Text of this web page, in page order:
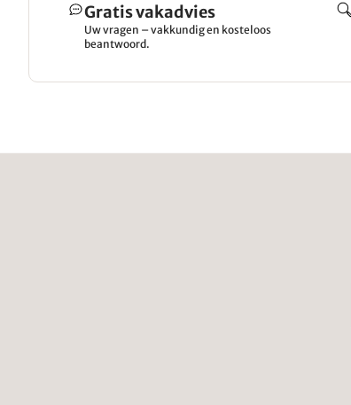
Gratis vakadvies
Uw vragen – vakkundig en kosteloos
beantwoord.